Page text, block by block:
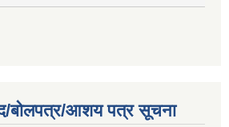
बोलपत्र/आशय पत्र सूचना